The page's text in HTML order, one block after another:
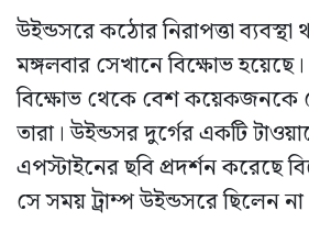
উইন্ডসরে কঠোর নিরাপত্তা ব্যবস্থা
মঙ্গলবার সেখানে বিক্ষোভ
বিক্ষোভ থেকে বেশ কয়েকজনকে
তারা। উইন্ডসর দুর্গের একটি
এপস্টাইনের ছবি প্রদর্শন করেছে
সে সময় ট্রাম্প উইন্ডসরে ছিলেন